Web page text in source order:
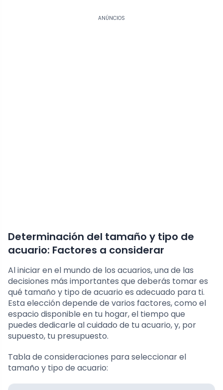
ANÚNCIOS
Determinación del tamaño y tipo de
acuario: Factores a considerar
Al iniciar en el mundo de los acuarios, una de las
decisiones más importantes que deberás tomar es
qué tamaño y tipo de acuario es adecuado para ti.
Esta elección depende de varios factores, como el
espacio disponible en tu hogar, el tiempo que
puedes dedicarle al cuidado de tu acuario, y, por
supuesto, tu presupuesto.
Tabla de consideraciones para seleccionar el
tamaño y tipo de acuario: